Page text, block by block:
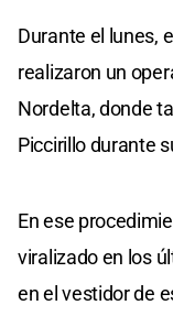
Durante el lunes,
realizaron un
Nordelta, donde
Piccirillo durante
En ese
viralizado en los
en el vestidor de